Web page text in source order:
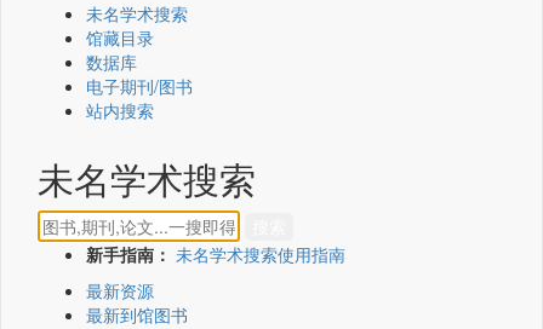
未名学术搜索
馆藏目录
数据库
电子期刊/图书
站内搜索
未名学术搜索
新手指南： 未名学术搜索使用指南
最新资源
最新到馆图书